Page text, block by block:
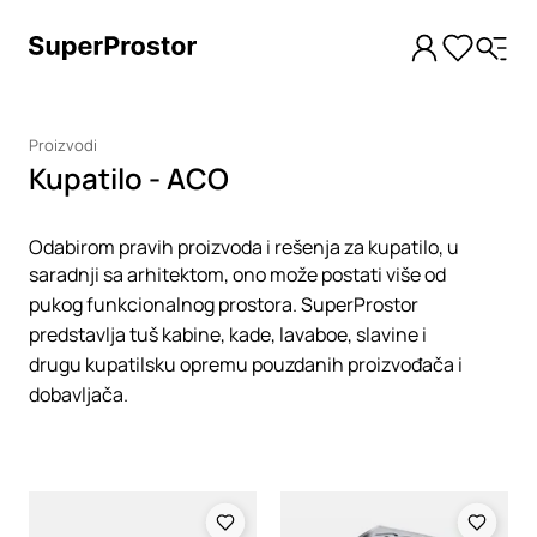
Proizvodi
Kupatilo - ACO
Odabirom pravih proizvoda i rešenja za kupatilo, u
saradnji sa arhitektom, ono može postati više od
pukog funkcionalnog prostora. SuperProstor
predstavlja tuš kabine, kade, lavaboe, slavine i
drugu kupatilsku opremu pouzdanih proizvođača i
dobavljača.